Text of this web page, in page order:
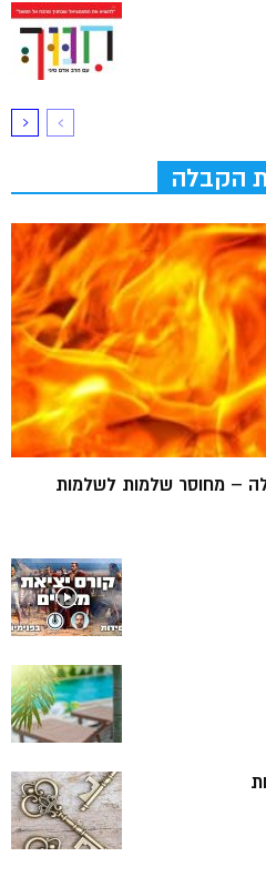
הקבלה
– מחוסר שלמות לשלמות